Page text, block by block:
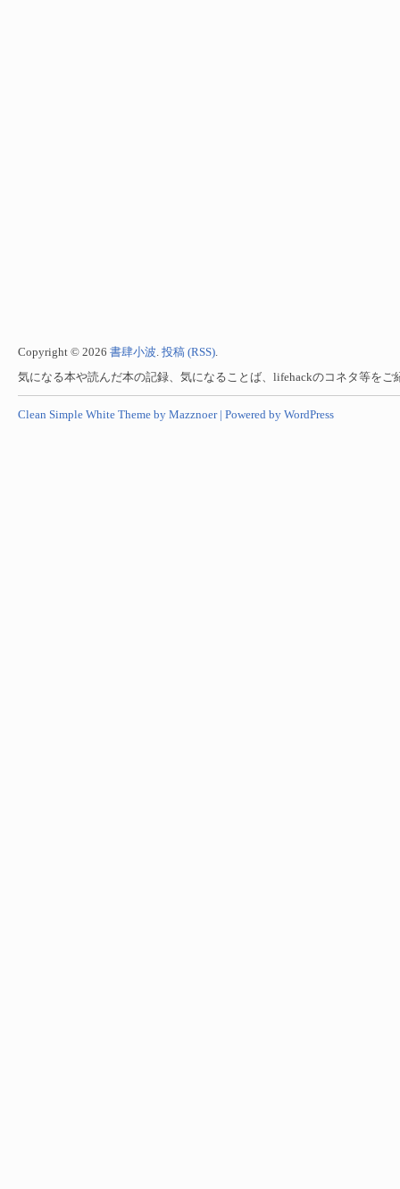
Copyright © 2026 書肆小波. 投稿 (RSS).
気になる本や読んだ本の記録、気になることば、lifehackのコネタ等をご
Clean Simple White Theme by Mazznoer | Powered by WordPress